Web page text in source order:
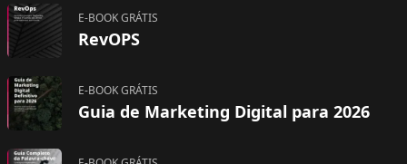
E-BOOK GRÁTIS
RevOPS
E-BOOK GRÁTIS
Guia de Marketing Digital para 2026